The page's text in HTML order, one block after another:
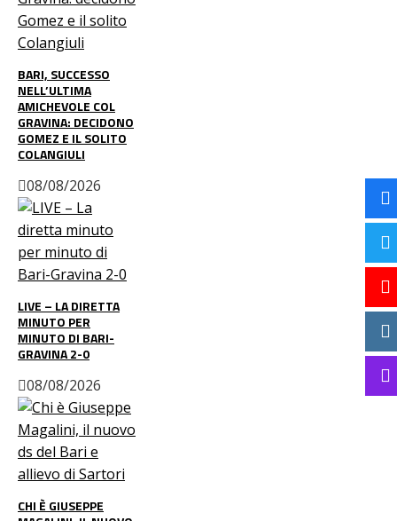
BARI, SUCCESSO
NELL’ULTIMA
AMICHEVOLE COL
GRAVINA: DECIDONO
GOMEZ E IL SOLITO
COLANGIULI
08/08/2026
LIVE – LA DIRETTA
MINUTO PER
MINUTO DI BARI-
GRAVINA 2-0
08/08/2026
CHI È GIUSEPPE